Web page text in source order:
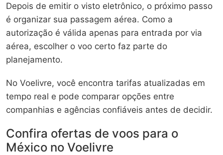
Depois de emitir o visto eletrônico, o próximo passo
é organizar sua passagem aérea. Como a
autorização é válida apenas para entrada por via
aérea, escolher o voo certo faz parte do
planejamento.
No Voelivre, você encontra tarifas atualizadas em
tempo real e pode comparar opções entre
companhias e agências confiáveis antes de decidir.
Confira ofertas de voos para o
México no Voelivre